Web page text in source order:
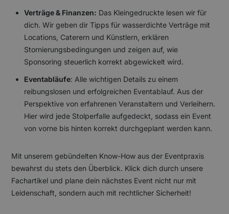
Verträge & Finanzen: Das Kleingedruckte lesen wir für
dich. Wir geben dir Tipps für wasserdichte Verträge mit
Locations, Caterern und Künstlern, erklären
Stornierungsbedingungen und zeigen auf, wie
Sponsoring steuerlich korrekt abgewickelt wird.
Eventabläufe: Alle wichtigen Details zu einem
reibungslosen und erfolgreichen Eventablauf. Aus der
Perspektive von erfahrenen Veranstaltern und Verleihern.
Hier wird jede Stolperfalle aufgedeckt, sodass ein Event
von vorne bis hinten korrekt durchgeplant werden kann.
Mit unserem gebündelten Know-How aus der Eventpraxis
bewahrst du stets den Überblick. Klick dich durch unsere
Fachartikel und plane dein nächstes Event nicht nur mit
Leidenschaft, sondern auch mit rechtlicher Sicherheit!